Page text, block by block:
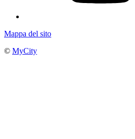
Mappa del sito
© MyCity